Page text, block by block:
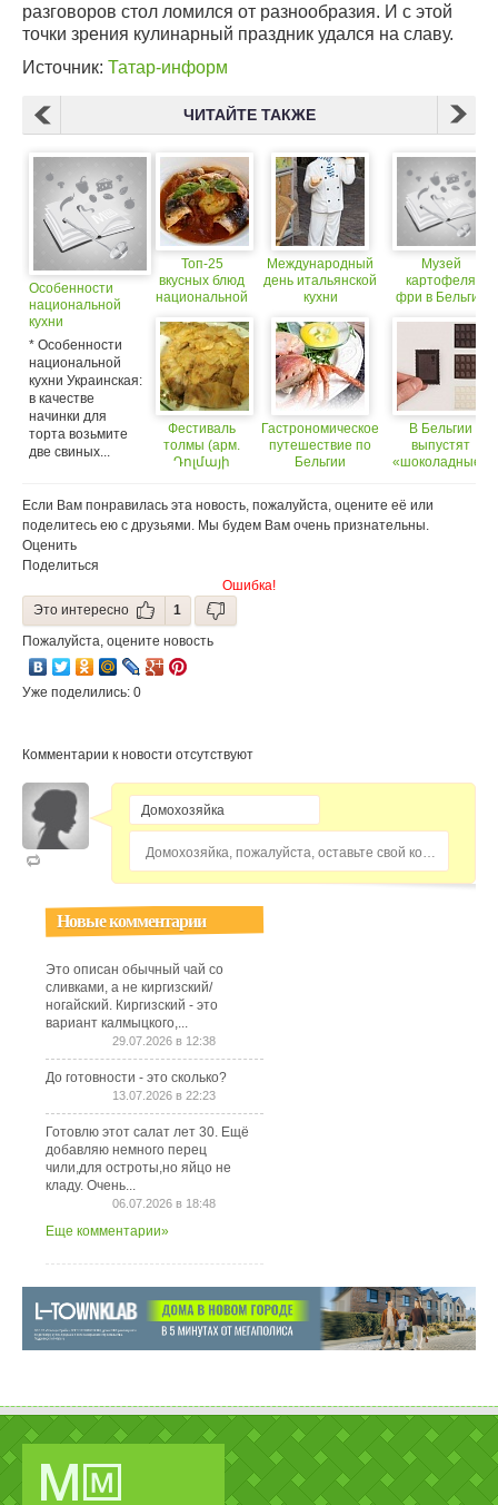
разговоров стол ломился от разнообразия. И с этой
точки зрения кулинарный праздник удался на славу.
Источник: Татар-информ
ЧИТАЙТЕ ТАКЖЕ
Особенности
национальной
кухни
* Особенности
национальной
кухни Украинская:
в качестве
начинки для
торта возьмите
две свиных...
Топ-25
вкусных блюд
национальной
которые вы
захотите
Фестиваль
толмы (арм.
Դոլմայի
всеармянский
фестиваль
Международный
день итальянской
кухни
Гастрономическое
путешествие по
Бельгии
Музей
картофеля
фри в Бельгии
В Бельгии
выпустят
«шоколадные»
Если Вам понравилась эта новость, пожалуйста, оцените её или
поделитесь ею с друзьями. Мы будем Вам очень признательны.
Оценить
Поделиться
Ошибка!
Это интересно
1
Пожалуйста, оцените новость
Уже поделились: 0
Комментарии к новости отсутствуют
Домохозяйка, пожалуйста, оставьте свой комментарий...
Новые комментарии
Это описан обычный чай со
сливками, а не киргизский/
ногайский. Киргизский - это
вариант калмыцкого,...
29.07.2026 в 12:38
До готовности - это сколько?
13.07.2026 в 22:23
Готовлю этот салат лет 30. Ещё
добавляю немного перец
чили,для остроты,но яйцо не
кладу. Очень...
06.07.2026 в 18:48
Еще комментарии»